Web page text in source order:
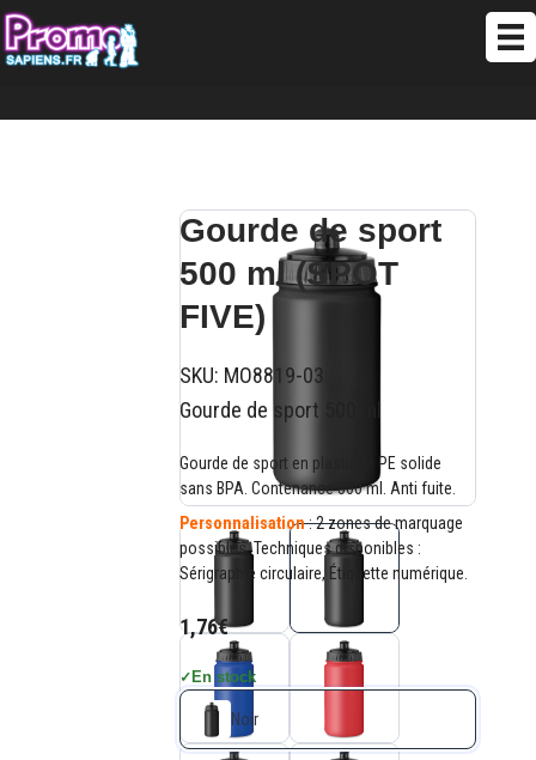
Gourde de sport
500 ml (SPOT
FIVE)
SKU: MO8819-03
Gourde de sport 500 ml
Gourde de sport en plastique PE solide
sans BPA. Contenance 500 ml. Anti fuite.
Personnalisation: 2 zones de marquage
possibles. Techniques disponibles :
Sérigraphie circulaire, Étiquette numérique.
1,76€
✓ En stock
Noir